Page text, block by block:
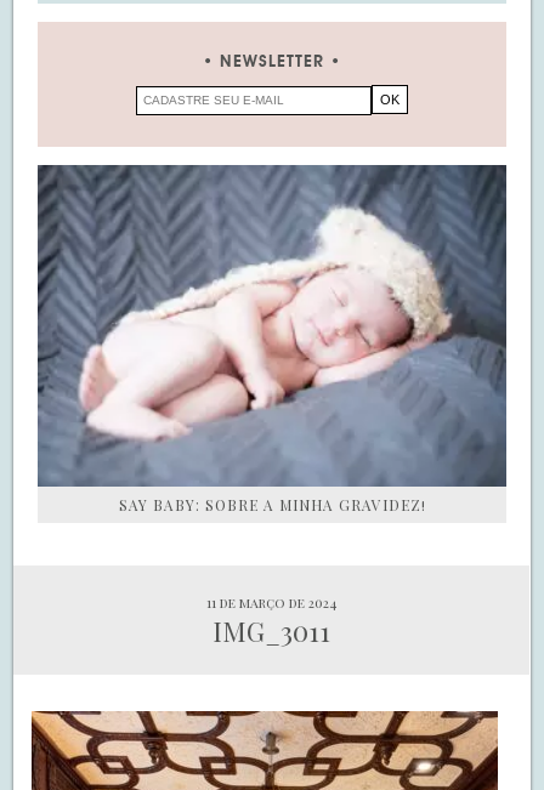
NEWSLETTER
SAY BABY: SOBRE A MINHA GRAVIDEZ!
11 de março de 2024
IMG_3011